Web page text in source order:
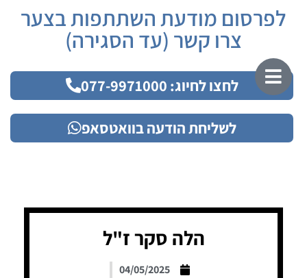
לפרסום מודעת השתתפות בצער
צרו קשר (עד הסגירה)
לחצו לחיוג: 077-9971000
לשליחת הודעה בוואטסאפ
הלה סקר ז"ל
04/05/2025